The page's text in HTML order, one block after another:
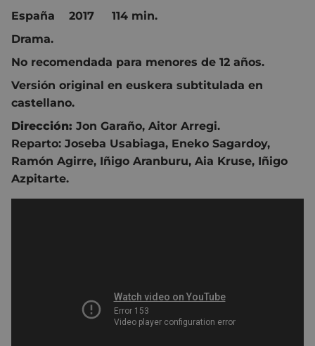
España 2017 114 min.
Drama.
No recomendada para menores de 12 años.
Versión original en euskera subtitulada en
castellano.
Dirección: Jon Garaño, Aitor Arregi.
Reparto: Joseba Usabiaga, Eneko Sagardoy,
Ramón Agirre, Iñigo Aranburu, Aia Kruse, Iñigo
Azpitarte.